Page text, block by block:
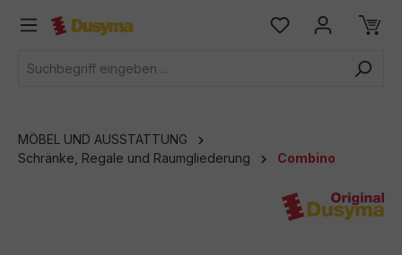
springen
MÖBEL UND AUSSTATTUNG
Schränke, Regale und Raumgliederung
Combino